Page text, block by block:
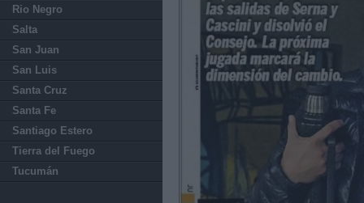
Rio Negro
Salta
San Juan
San Luis
Santa Cruz
Santa Fe
Santiago Estero
Tierra del Fuego
Tucumán